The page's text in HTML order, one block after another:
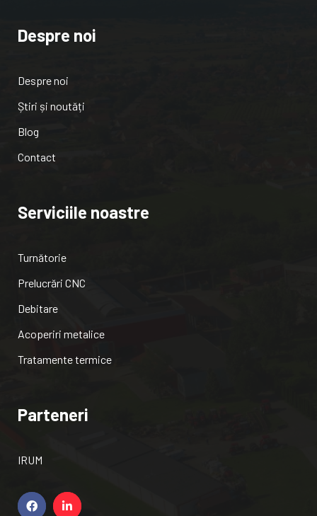
Despre noi
Despre noi
Știri și noutăți
Blog
Contact
Serviciile noastre
Turnătorie
Prelucrări CNC
Debitare
Acoperiri metalice
Tratamente termice
Parteneri
IRUM